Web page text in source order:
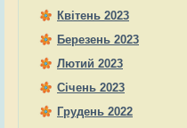
Квітень 2023
Березень 2023
Лютий 2023
Січень 2023
Грудень 2022